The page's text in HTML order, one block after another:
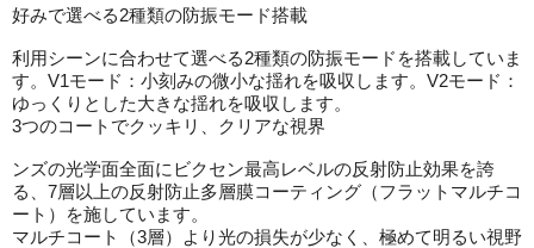
好みで選べる2種類の防振モード搭載
利用シーンに合わせて選べる2種類の防振モードを搭載していま
す。V1モード：小刻みの微小な揺れを吸収します。V2モード：
ゆっくりとした大きな揺れを吸収します。
3つのコートでクッキリ、クリアな視界
ンズの光学面全面にビクセン最高レベルの反射防止効果を誇
る、7層以上の反射防止多層膜コーティング（フラットマルチコ
ート）を施しています。
マルチコート（3層）より光の損失が少なく、極めて明るい視野